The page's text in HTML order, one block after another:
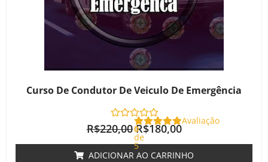
Curso De Condutor De Veiculo De Emergência
Avaliação
0
de
5
R$220,00 R$180,00
ADICIONAR AO CARRINHO